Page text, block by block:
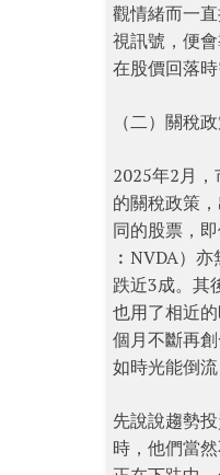
觀情緒而一
視訊號，便
在股價回落時
（二）關稅
2025年2月
的關稅政策
同的股票，
︰NVDA）
跌近3成。其
也用了相近
個月不斷再
如時光能倒
先說說趨勢
時，他們當